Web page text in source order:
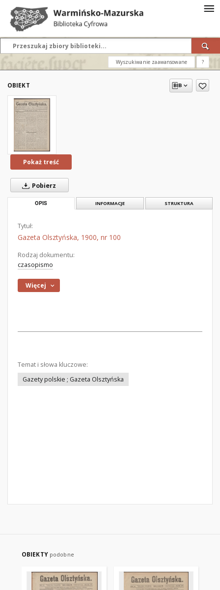
Wyszukiwanie zaawansowane ?
OBIEKT
Pokaż treść
Pobierz
OPIS INFORMACJE STRUKTURA
Tytuł:
Gazeta Olsztyńska, 1900, nr 100
Rodzaj dokumentu:
czasopismo
Więcej
Temat i słowa kluczowe:
Gazety polskie ; Gazeta Olsztyńska
OBIEKTY podobne